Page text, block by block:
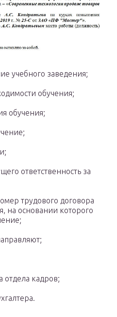
учебного заведения;
обучения;
обучения;
ответственность за
трудового договора
на основании которого
отдела кадров;